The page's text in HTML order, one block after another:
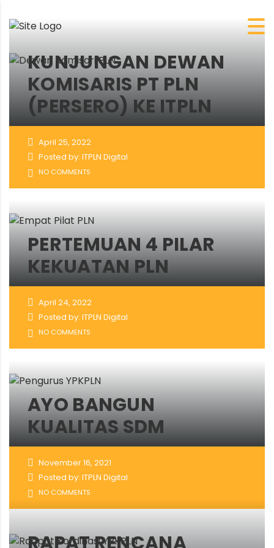
KUNJUNGAN DEWAN
KOMISARIS PT PLN
(PERSERO) KE ITPLN
April 25, 2022
Posted by: ITPLN Digital
NO COMMENTS
PERTEMUAN 4 PILAR
KEKUATAN PLN
April 24, 2022
Posted by: ITPLN Digital
NO COMMENTS
AYO BANGUN
KUALITAS SDM
November 16, 2021
Posted by: ITPLN Digital
NO COMMENTS